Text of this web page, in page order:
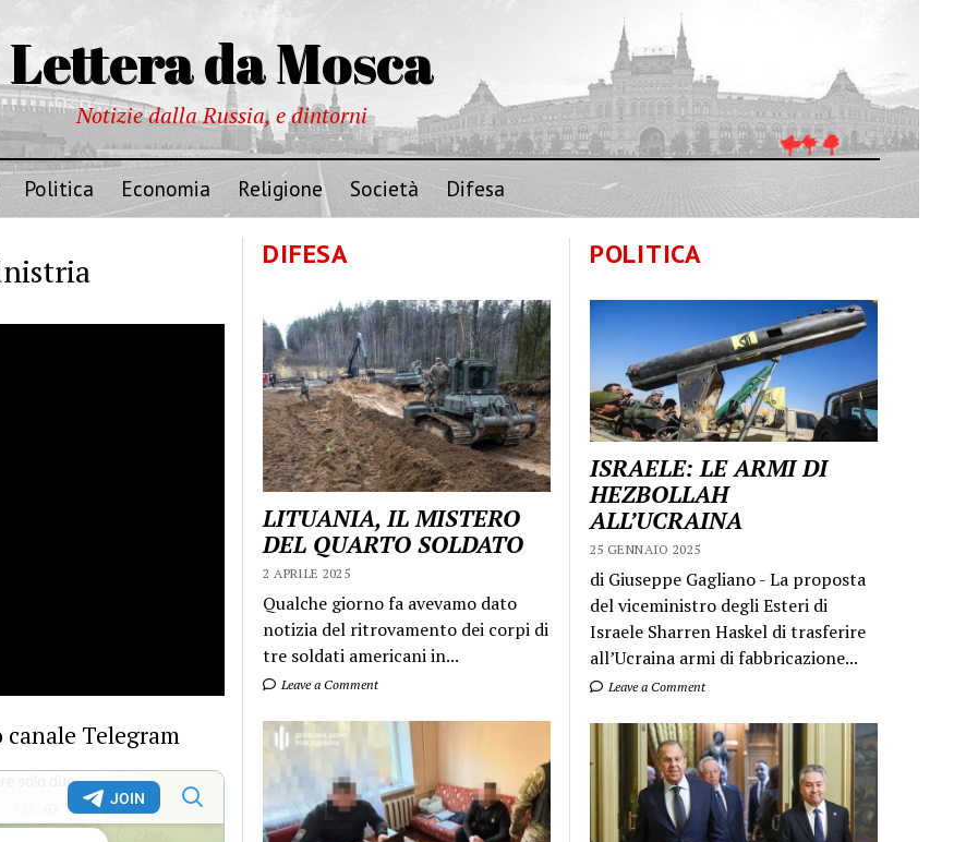
Lettera da Mosca
Notizie dalla Russia, e dintorni
Politica Economia Religione Società Difesa
POLITICA
ISRAELE: LE ARMI DI
HEZBOLLAH
ALL’UCRAINA
25 GENNAIO 2025
di Giuseppe Gagliano - La proposta
del viceministro degli Esteri di
Israele Sharren Haskel di trasferire
all’Ucraina armi di fabbricazione...
Leave a Comment
Telegram
DIFESA
LITUANIA, IL MISTERO
DEL QUARTO SOLDATO
2 APRILE 2025
Qualche giorno fa avevamo dato
notizia del ritrovamento dei corpi di
tre soldati americani in...
Leave a Comment